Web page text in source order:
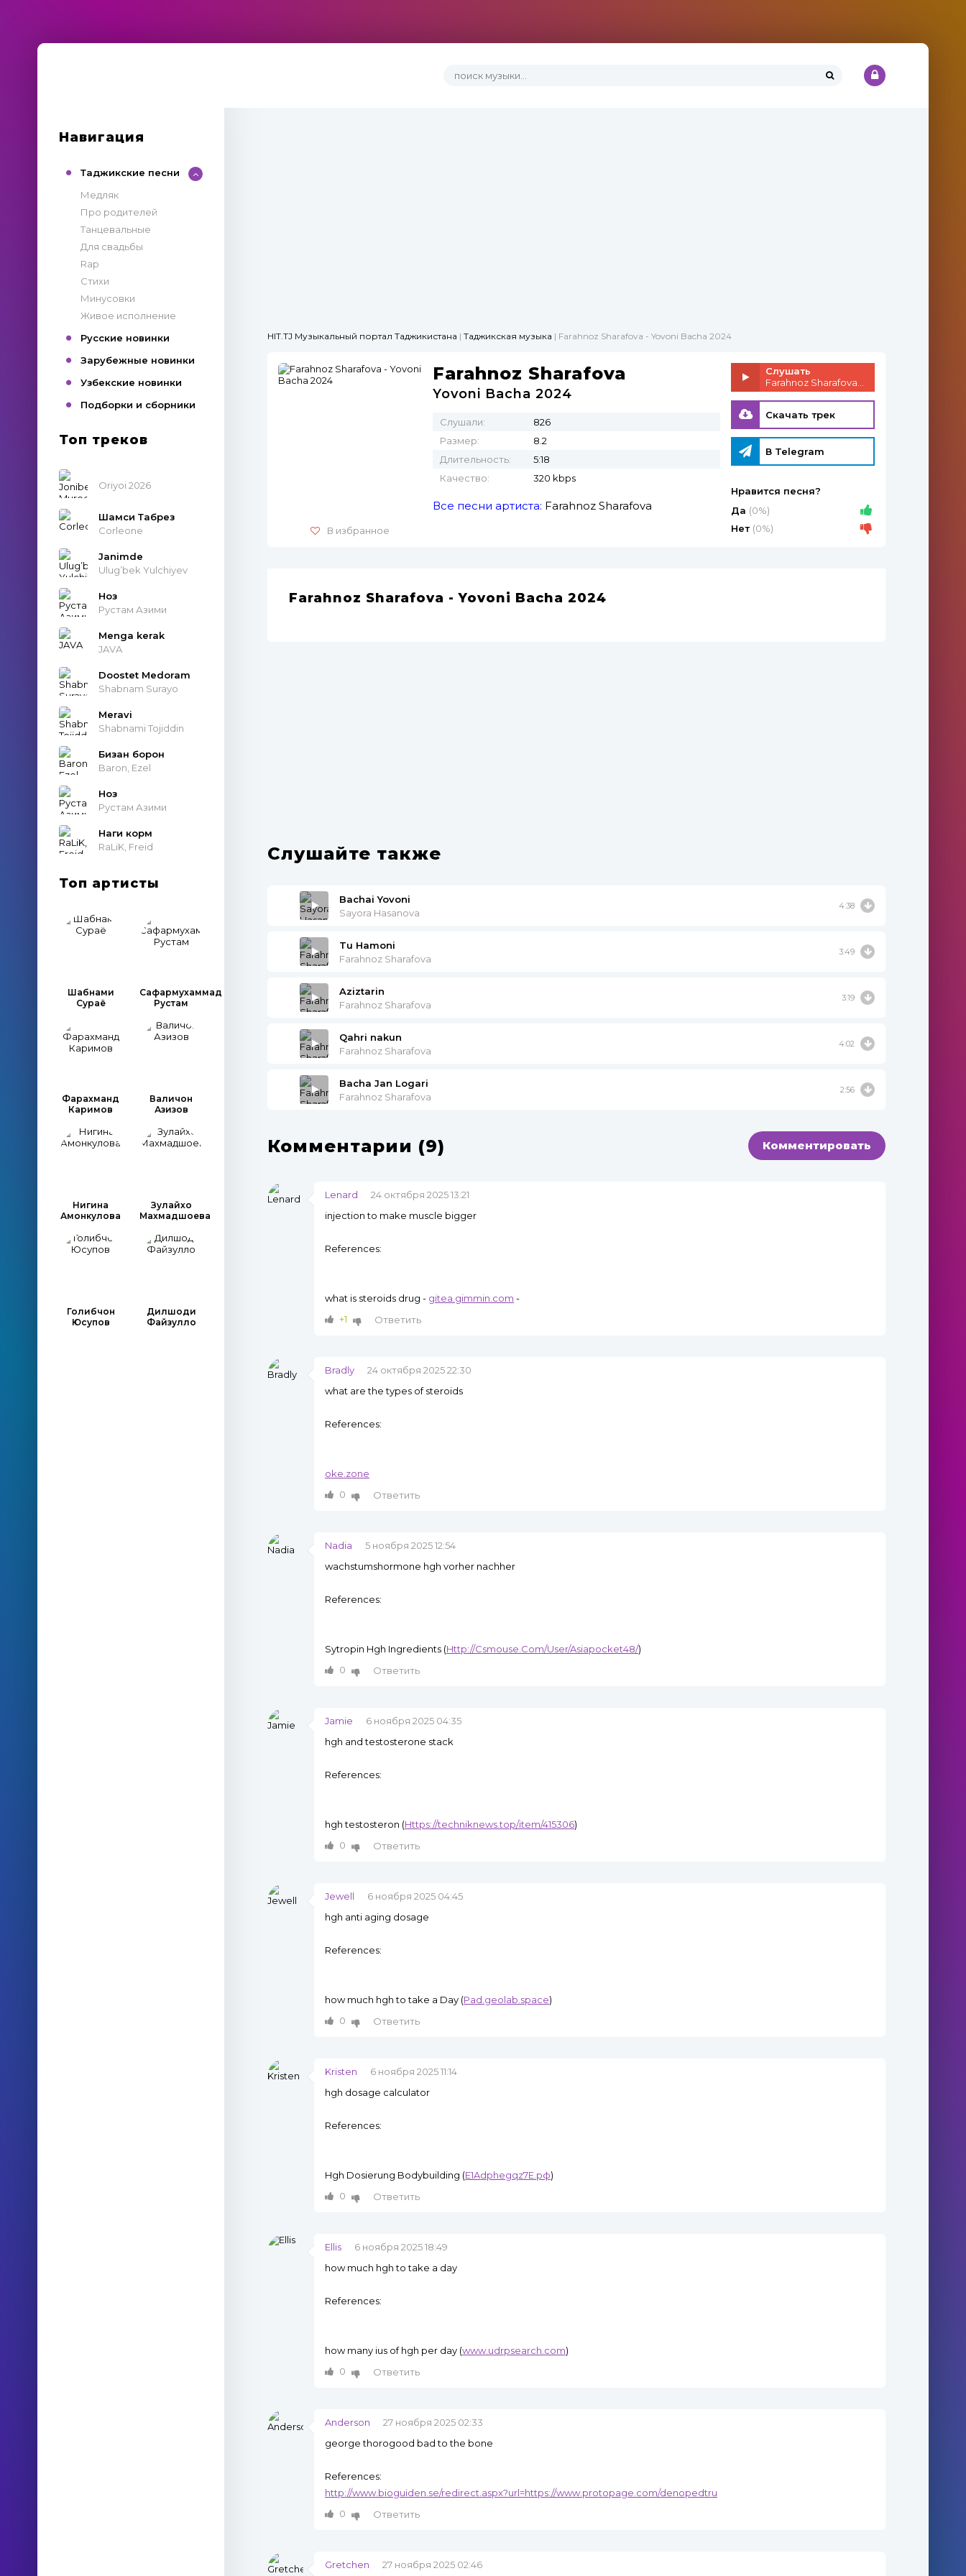
Навигация
Таджикские песни
Медляк
Про родителей
Танцевальные
Для свадьбы
Rap
Стихи
Минусовки
Живое исполнение
Русские новинки
Зарубежные новинки
Узбекские новинки
Подборки и сборники
Топ треков
Oriyoi 2026
Шамси Табрез
Corleone
Janimde
Ulug’bek Yulchiyev
Ноз
Рустам Азими
Menga kerak
JAVA
Doostet Medoram
Shabnam Surayo
Meravi
Shabnami Tojiddin
Бизан борон
Baron, Ezel
Ноз
Рустам Азими
Наги корм
RaLiK, Freid
Топ артисты
Шабнами
Сураё
Сафармухаммад
Рустам
Фарахманд
Каримов
Валичон
Азизов
Нигина
Амонкулова
Зулайхо
Махмадшоева
Голибчон
Юсупов
Дилшоди
Файзулло
HIT.TJ Музыкальный портал Таджикистана | Таджикская музыка | Farahnoz Sharafova - Yovoni Bacha 2024
В избранное
Farahnoz Sharafova
Yovoni Bacha 2024
Слушали:
826
Размер:
8.2
Длительность:
5:18
Качество:
320 kbps
Все песни артиста: Farahnoz Sharafova
Слушать
Скачать трек
В Telegram
Нравится песня?
Да (0%)
Нет (0%)
Farahnoz Sharafova - Yovoni Bacha 2024
Слушайте также
Bachai Yovoni
Sayora Hasanova
4:38
Tu Hamoni
Farahnoz Sharafova
3:49
Aziztarin
Farahnoz Sharafova
3:19
Qahri nakun
Farahnoz Sharafova
4:02
Bacha Jan Logari
Farahnoz Sharafova
2:56
Комментарии (9) Комментировать
Lenard
24 октября 2025 13:21
injection to make muscle bigger
References:
what is steroids drug - gitea.gimmin.com -
+1
Ответить
Bradly
24 октября 2025 22:30
what are the types of steroids
References:
oke.zone
0
Ответить
Nadia
5 ноября 2025 12:54
wachstumshormone hgh vorher nachher
References:
Sytropin Hgh Ingredients (Http://Csmouse.Com/User/Asiapocket48/)
0
Ответить
Jamie
6 ноября 2025 04:35
hgh and testosterone stack
References:
hgh testosteron (Https://techniknews.top/item/415306)
0
Ответить
Jewell
6 ноября 2025 04:45
hgh anti aging dosage
References:
how much hgh to take a Day (Pad.geolab.space)
0
Ответить
Kristen
6 ноября 2025 11:14
hgh dosage calculator
References:
Hgh Dosierung Bodybuilding (E1Adphegqz7E.рф)
0
Ответить
Ellis
6 ноября 2025 18:49
how much hgh to take a day
References:
how many ius of hgh per day (www.udrpsearch.com)
0
Ответить
Anderson
27 ноября 2025 02:33
george thorogood bad to the bone
References:
http://www.bioguiden.se/redirect.aspx?url=https://www.protopage.com/denopedtru
0
Ответить
Gretchen 27 ноября 2025 02:46